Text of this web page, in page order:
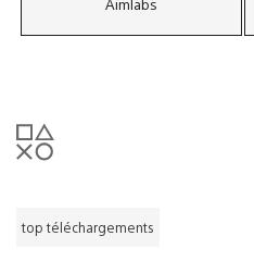
Aimlabs
top téléchargements